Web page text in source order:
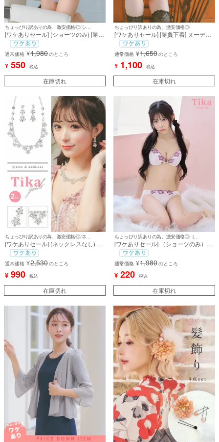
[ワケありセール] (ショーツのみ) [勝負
下着] レース×シアーチュールショー
ツ
通常価格 ¥1,980のところ
¥ 550 税込
在庫切れ
ちょっぴり訳ありの為、激安価格◎
[ワケありセール] [勝負下着] ヌーディ
ーカラー×エレガントフラワーレース
コードカップブラジャー＆ショーツ2
点セット
通常価格 ¥1,650のところ
¥ 1,100 税込
在庫切れ
[ワケありセール] (ネックレスなし) フ
ラワーゴージャスビジューアクセサリ
ー [ピアス]
通常価格 ¥2,530のところ
¥ 990 税込
在庫切れ
[ワケありセール] （ショーツのみ）
[勝負下着] エレガントフラワー刺繍シ
ョーツ
通常価格 ¥1,980のところ
¥ 220 税込
在庫切れ